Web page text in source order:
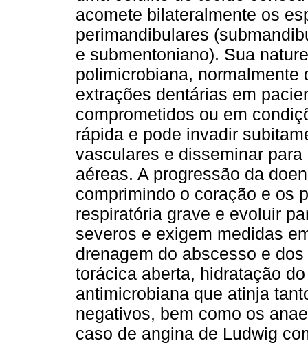
acomete bilateralmente os
perimandibulares
e submentoniano). Sua
polimicrobiana, normalmente
extrações dentárias em
comprometidos ou em
rápida e pode invadir
vasculares e disseminar
aéreas. A progressão da
comprimindo o coração e os
respiratória grave e evoluir
severos e exigem medidas
drenagem do abscesso e
torácica aberta, hidratação
antimicrobiana que atinja
negativos, bem como os
caso de angina de Ludwig